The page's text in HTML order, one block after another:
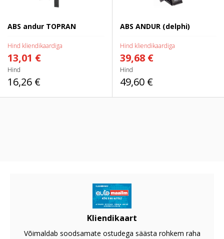
ABS andur TOPRAN
Hind kliendikaardiga
13,01 €
Hind
16,26 €
ABS ANDUR (delphi)
Hind kliendikaardiga
39,68 €
Hind
49,60 €
Kliendikaart
Võimaldab soodsamate ostudega säästa rohkem raha